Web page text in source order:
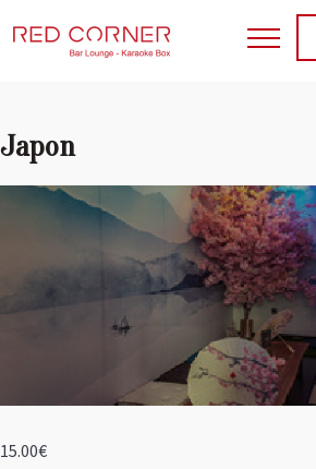
Japon
15.00€